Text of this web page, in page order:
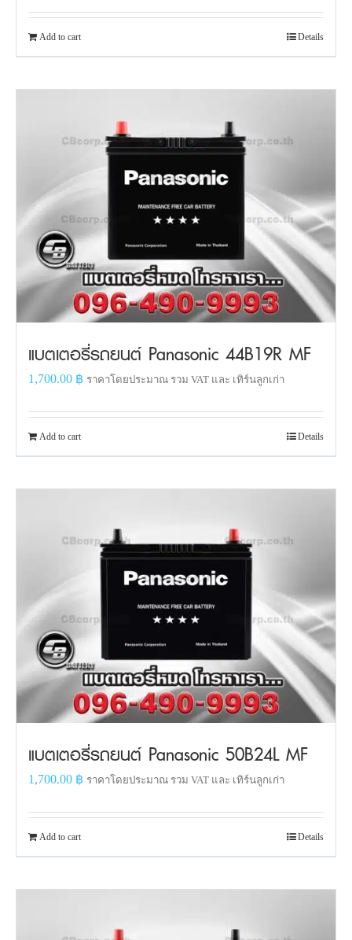
Add to cart Details
แบตเตอรี่รถยนต์ Panasonic 44B19R MF
1,700.00 ฿ ราคาโดยประมาณ รวม VAT และ เทิร์นลูกเก่า
Add to cart Details
แบตเตอรี่รถยนต์ Panasonic 50B24L MF
1,700.00 ฿ ราคาโดยประมาณ รวม VAT และ เทิร์นลูกเก่า
Add to cart Details